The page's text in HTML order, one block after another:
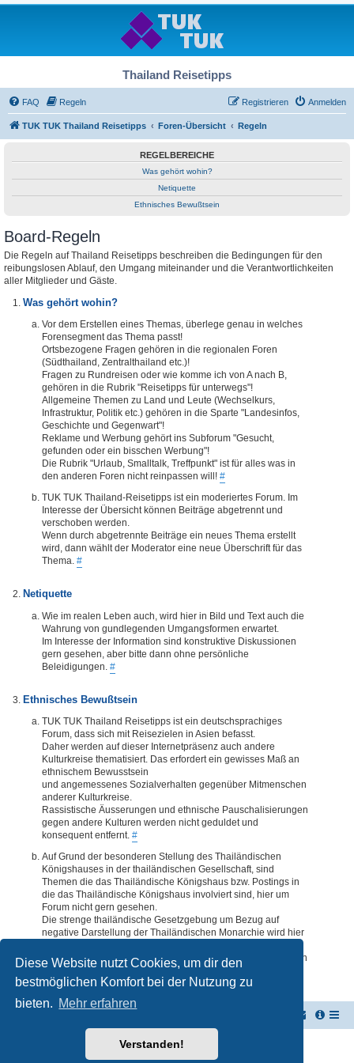
Diese Website nutzt Cookies, um dir den
bestmöglichen Komfort bei der Nutzung zu
bieten. Mehr erfahren
Verstanden!
Thailand Reisetipps
FAQ Regeln Anmelden
Registrieren
TUK TUK Thailand Reisetipps Foren-Übersicht Regeln
REGELBEREICHE
Was gehört wohin?
Netiquette
Ethnisches Bewußtsein
Board-Regeln
Die Regeln auf Thailand Reisetipps beschreiben die Bedingungen für den
reibungslosen Ablauf, den Umgang miteinander und die Verantwortlichkeiten
aller Mitglieder und Gäste.
Was gehört wohin?
Vor dem Erstellen eines Themas, überlege genau in welches
Forensegment das Thema passt!
Ortsbezogene Fragen gehören in die regionalen Foren
(Südthailand, Zentralthailand etc.)!
Fragen zu Rundreisen oder wie komme ich von A nach B,
gehören in die Rubrik "Reisetipps für unterwegs"!
Allgemeine Themen zu Land und Leute (Wechselkurs,
Infrastruktur, Politik etc.) gehören in die Sparte "Landesinfos,
Geschichte und Gegenwart"!
Reklame und Werbung gehört ins Subforum "Gesucht,
gefunden oder ein bisschen Werbung"!
Die Rubrik "Urlaub, Smalltalk, Treffpunkt" ist für alles was in
den anderen Foren nicht reinpassen will! #
TUK TUK Thailand-Reisetipps ist ein moderiertes Forum. Im
Interesse der Übersicht können Beiträge abgetrennt und
verschoben werden.
Wenn durch abgetrennte Beiträge ein neues Thema erstellt
wird, dann wählt der Moderator eine neue Überschrift für das
Thema. #
Netiquette
Wie im realen Leben auch, wird hier in Bild und Text auch die
Wahrung von gundlegenden Umgangsformen erwartet.
Im Interesse der Information sind konstruktive Diskussionen
gern gesehen, aber bitte dann ohne persönliche
Beleidigungen. #
Ethnisches Bewußtsein
TUK TUK Thailand Reisetipps ist ein deutschsprachiges
Forum, dass sich mit Reisezielen in Asien befasst.
Daher werden auf dieser Internetpräsenz auch andere
Kulturkreise thematisiert. Das erfordert ein gewisses Maß an
ethnischem Bewusstsein
und angemessenes Sozialverhalten gegenüber Mitmenschen
anderer Kulturkreise.
Rassistische Äusserungen und ethnische Pauschalisierungen
gegen andere Kulturen werden nicht geduldet und
konsequent entfernt. #
Auf Grund der besonderen Stellung des Thailändischen
Königshauses in der thailändischen Gesellschaft, sind
Themen die das Thailändische Königshaus bzw. Postings in
die das Thailändische Königshaus involviert sind, hier um
Forum nicht gern gesehen.
Die strenge thailändische Gesetzgebung um Bezug auf
negative Darstellung der Thailändischen Monarchie wird hier
deren Inhalte diesbezüglich auch nur ansatzweise bedenklich
erscheinen, kommentarlos entfernt. #
Powered byphpBB® Forum Software © phpBB Limited
Deutsche Übersetzung durchphpBB.de